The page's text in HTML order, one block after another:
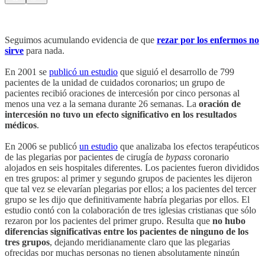
Seguimos acumulando evidencia de que rezar por los enfermos no
sirve para nada.
En 2001 se publicó un estudio que siguió el desarrollo de 799
pacientes de la unidad de cuidados coronarios; un grupo de
pacientes recibió oraciones de intercesión por cinco personas al
menos una vez a la semana durante 26 semanas. La oración de
intercesión no tuvo un efecto significativo en los resultados
médicos.
En 2006 se publicó un estudio que analizaba los efectos terapéuticos
de las plegarias por pacientes de cirugía de bypass coronario
alojados en seis hospitales diferentes. Los pacientes fueron divididos
en tres grupos: al primer y segundo grupos de pacientes les dijeron
que tal vez se elevarían plegarias por ellos; a los pacientes del tercer
grupo se les dijo que definitivamente habría plegarias por ellos. El
estudio contó con la colaboración de tres iglesias cristianas que sólo
rezaron por los pacientes del primer grupo. Resulta que no hubo
diferencias significativas entre los pacientes de ninguno de los
tres grupos, dejando meridianamente claro que las plegarias
ofrecidas por muchas personas no tienen absolutamente ningún